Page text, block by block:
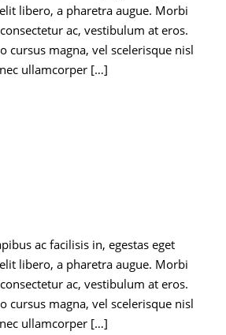
libero, a pharetra augue. Morbi
ac, vestibulum at eros.
cursus magna, vel scelerisque nisl
ullamcorper […]
ac facilisis in, egestas eget
libero, a pharetra augue. Morbi
ac, vestibulum at eros.
cursus magna, vel scelerisque nisl
ullamcorper […]